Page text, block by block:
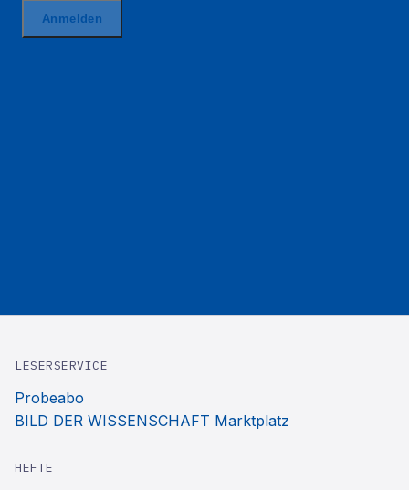
LESERSERVICE
Probeabo
BILD DER WISSENSCHAFT Marktplatz
HEFTE